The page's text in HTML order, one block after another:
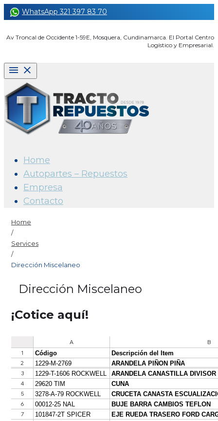
Skip
content
WhatsApp 321 397 83 70
Av Troncal de Occidente 1-59E, Mosquera, Cundinamarca. El Portal Centro
Logístico y Empresarial.
menu clear
Home
Autopartes – Repuestos
Empresa
Contacto
Home
/
Services
/
Dirección Miscelaneo
Dirección Miscelaneo
¡Cotice aquí!